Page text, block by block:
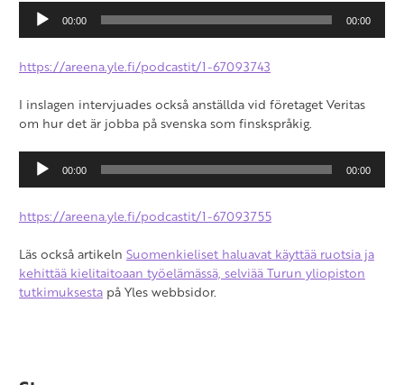
Audio
Player
00:00 00:00
https://areena.yle.fi/podcastit/1-67093743
I inslagen intervjuades också anställda vid företaget Veritas
om hur det är jobba på svenska som finskspråkig.
Audio
Player
00:00 00:00
https://areena.yle.fi/podcastit/1-67093755
Läs också artikeln Suomenkieliset haluavat käyttää ruotsia ja
kehittää kielitaitoaan työelämässä, selviää Turun yliopiston
tutkimuksesta på Yles webbsidor.